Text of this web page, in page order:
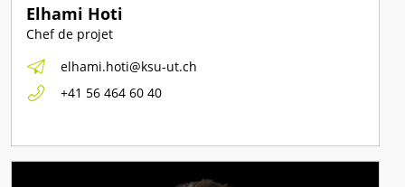
Elhami Hoti
Chef de projet
elhami.hoti@ksu-ut.ch
+41 56 464 60 40